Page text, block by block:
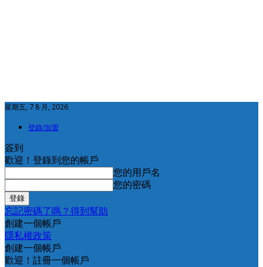
星期五, 7 8 月, 2026
登錄/加盟
簽到
歡迎！登錄到您的帳戶
您的用戶名
您的密碼
忘記密碼了嗎？得到幫助
創建一個帳戶
隱私權政策
創建一個帳戶
歡迎！註冊一個帳戶